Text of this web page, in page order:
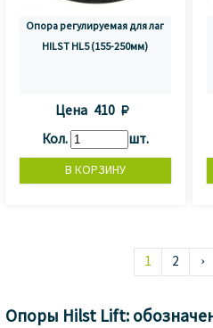
Опора регулируемая для лаг
HILST HL5 (155-250мм)
Цена 410 
Кол.
шт.
1 2 ›
Опоры Hilst Lift: